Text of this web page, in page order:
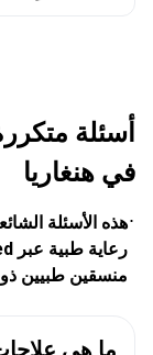
في هنغاريا
هذه الأسئلة
منسقين طبيين
ما هي